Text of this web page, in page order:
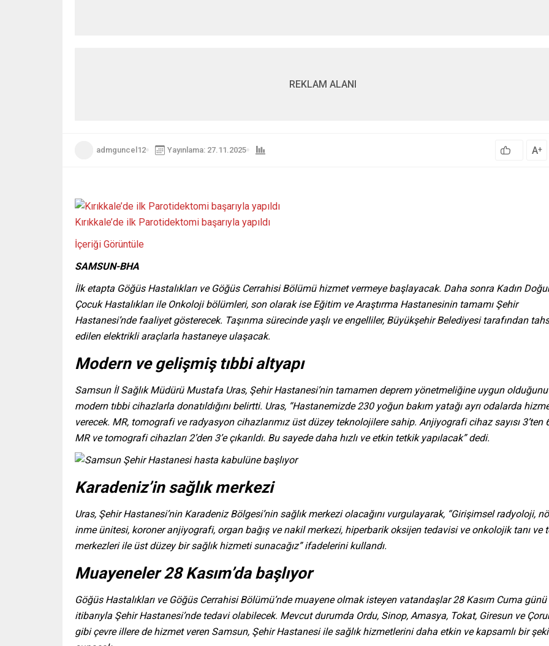
REKLAM ALANI
admguncel12 Yayınlama: 27.11.2025 A+
Kırıkkale’de ilk Parotidektomi başarıyla yapıldı
İçeriği Görüntüle
SAMSUN-BHA
İlk etapta Göğüs Hastalıkları ve Göğüs Cerrahisi Bölümü hizmet vermeye başlayacak. Daha sonra Kadın
Çocuk Hastalıkları ile Onkoloji bölümleri, son olarak ise Eğitim ve Araştırma Hastanesinin tamamı Şehir
Hastanesi’nde faaliyet gösterecek. Taşınma sürecinde yaşlı ve engelliler, Büyükşehir Belediyesi tarafından
edilen elektrikli araçlarla hastaneye ulaşacak.
Modern ve gelişmiş tıbbi altyapı
Samsun İl Sağlık Müdürü Mustafa Uras, Şehir Hastanesi’nin tamamen deprem yönetmeliğine uygun
modern tıbbi cihazlarla donatıldığını belirtti. Uras, “Hastanemizde 230 yoğun bakım yatağı ayrı odalarda
verecek. MR, tomografi ve radyasyon cihazlarımız üst düzey teknolojilere sahip. Anjiyografi cihaz sayısı 3’ten
MR ve tomografi cihazları 2’den 3’e çıkarıldı. Bu sayede daha hızlı ve etkin tetkik yapılacak” dedi.
Karadeniz’in sağlık merkezi
Uras, Şehir Hastanesi’nin Karadeniz Bölgesi’nin sağlık merkezi olacağını vurgulayarak, “Girişimsel radyoloji,
inme ünitesi, koroner anjiyografi, organ bağış ve nakil merkezi, hiperbarik oksijen tedavisi ve onkolojik tanı ve
merkezleri ile üst düzey bir sağlık hizmeti sunacağız” ifadelerini kullandı.
Muayeneler 28 Kasım’da başlıyor
Göğüs Hastalıkları ve Göğüs Cerrahisi Bölümü’nde muayene olmak isteyen vatandaşlar 28 Kasım Cuma günü
itibarıyla Şehir Hastanesi’nde tedavi olabilecek. Mevcut durumda Ordu, Sinop, Amasya, Tokat, Giresun ve
gibi çevre illere de hizmet veren Samsun, Şehir Hastanesi ile sağlık hizmetlerini daha etkin ve kapsamlı bir